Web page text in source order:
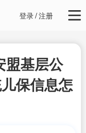
登录/注册
盟基层公
保信息怎